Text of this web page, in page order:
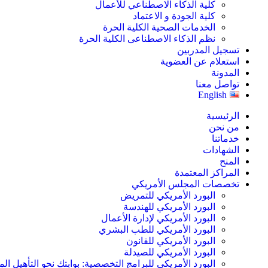
كلية الذكاء الاصطناعي للأعمال
كلية الجودة و الاعتماد
الخدمات الصحية الكلية الحرة
نظم الذكاء الاصطناعى الكلية الحرة
تسجيل المدربين
استعلام عن العضوية
المدونة
تواصل معنا
English
الرئيسية
من نحن
خدماتنا
الشهادات
المنح
المراكز المعتمدة
تخصصات المجلس الأمريكي
البورد الأمريكي للتمريض
البورد الأمريكي للهندسة
البورد الأمريكي لإدارة الأعمال
البورد الأمريكي للطب البشري
البورد الأمريكي للقانون
البورد الأمريكي للصيدلة
البورد الأمريكي للبرامج التخصصية: بوابتك نحو التأهيل